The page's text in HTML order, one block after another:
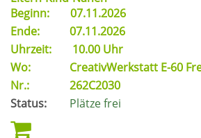
Beginn:
07.11.2026
Ende:
07.11.2026
Uhrzeit:
10.00 Uhr
Wo:
CreativWerkstatt E-60
Nr.:
262C2030
Status:
Plätze frei